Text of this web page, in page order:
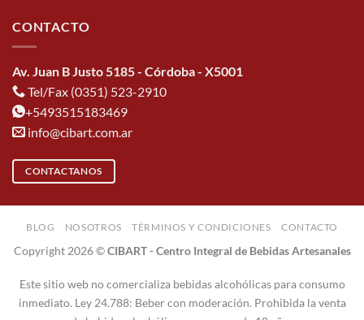
CONTACTO
Av. Juan B Justo 5185 - Córdoba - X5001
Tel/Fax (0351) 523-2910
+5493515183469
info@cibart.com.ar
CONTACTANOS
BLOG NOSOTROS TÉRMINOS Y CONDICIONES CONTACTO
Copyright 2026 ©CIBART - Centro Integral de Bebidas Artesanales
Este sitio web no comercializa bebidas alcohólicas para consumo
inmediato. Ley 24.788: Beber con moderación. Prohibida la venta